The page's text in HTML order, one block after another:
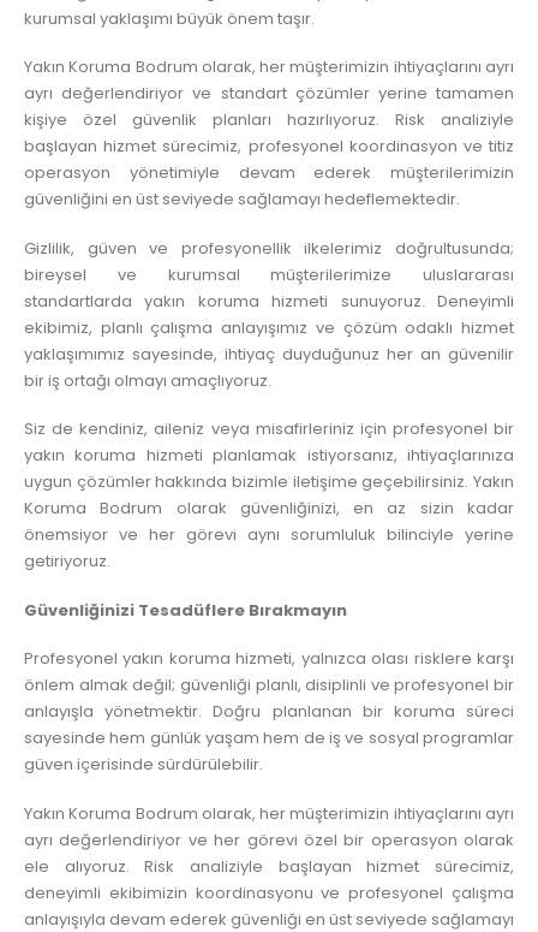
kurumsal yaklaşımı büyük önem taşır.
Yakın Koruma Bodrum olarak, her müşterimizin ihtiyaçlarını ayrı
ayrı değerlendiriyor ve standart çözümler yerine tamamen
kişiye özel güvenlik planları hazırlıyoruz. Risk analiziyle
başlayan hizmet sürecimiz, profesyonel koordinasyon ve titiz
operasyon yönetimiyle devam ederek müşterilerimizin
güvenliğini en üst seviyede sağlamayı hedeflemektedir.
Gizlilik, güven ve profesyonellik ilkelerimiz doğrultusunda;
bireysel ve kurumsal müşterilerimize uluslararası
standartlarda yakın koruma hizmeti sunuyoruz. Deneyimli
ekibimiz, planlı çalışma anlayışımız ve çözüm odaklı hizmet
yaklaşımımız sayesinde, ihtiyaç duyduğunuz her an güvenilir
bir iş ortağı olmayı amaçlıyoruz.
Siz de kendiniz, aileniz veya misafirleriniz için profesyonel bir
yakın koruma hizmeti planlamak istiyorsanız, ihtiyaçlarınıza
uygun çözümler hakkında bizimle iletişime geçebilirsiniz. Yakın
Koruma Bodrum olarak güvenliğinizi, en az sizin kadar
önemsiyor ve her görevi aynı sorumluluk bilinciyle yerine
getiriyoruz.
Güvenliğinizi Tesadüflere Bırakmayın
Profesyonel yakın koruma hizmeti, yalnızca olası risklere karşı
önlem almak değil; güvenliği planlı, disiplinli ve profesyonel bir
anlayışla yönetmektir. Doğru planlanan bir koruma süreci
sayesinde hem günlük yaşam hem de iş ve sosyal programlar
güven içerisinde sürdürülebilir.
Yakın Koruma Bodrum olarak, her müşterimizin ihtiyaçlarını ayrı
ayrı değerlendiriyor ve her görevi özel bir operasyon olarak
ele alıyoruz. Risk analiziyle başlayan hizmet sürecimiz,
deneyimli ekibimizin koordinasyonu ve profesyonel çalışma
anlayışıyla devam ederek güvenliği en üst seviyede sağlamayı